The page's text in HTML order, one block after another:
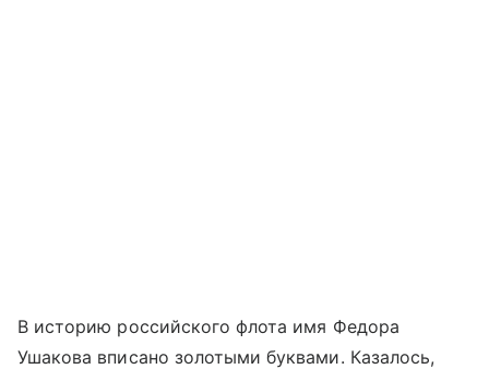
В историю российского флота имя Федора
Ушакова вписано золотыми буквами. Казалось,